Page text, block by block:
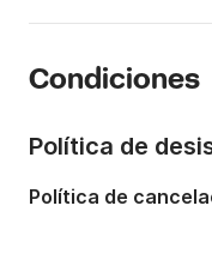
Capacidad a bordo:
Condiciones
Política de
Política de